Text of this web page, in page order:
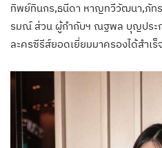
ทิพย์ทินกร,ธนีดา หาญทวีวัฒนา,ภัท
รมณ์ ส่วน ผู้กำกับฯ ณฐพล บุญประก
ละครซีรีส์ยอดเยี่ยมมาครองได้สำเร็